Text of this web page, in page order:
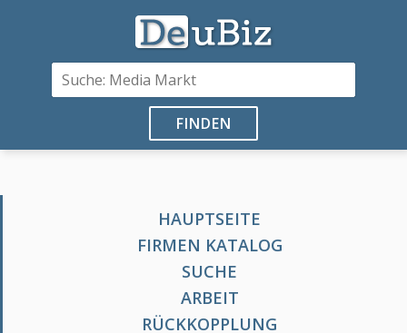
FINDEN
HAUPTSEITE
FIRMEN KATALOG
SUCHE
ARBEIT
RÜCKKOPPLUNG